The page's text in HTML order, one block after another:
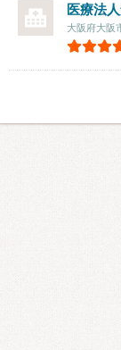
医療法
大阪府大阪